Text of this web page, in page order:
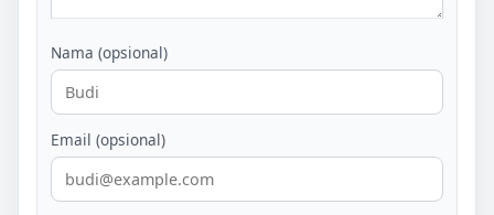
Nama (opsional)
Email (opsional)